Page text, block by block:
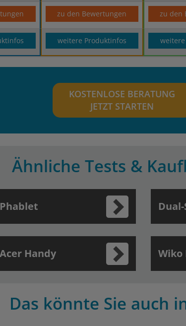
zu den Bewertungen zu den
weitere Produktinfos
KOSTENLOSE BERATUNG
JETZT STARTEN
Ähnliche Tests &
Phablet
Acer Handy Wiko
Das könnte Sie auch